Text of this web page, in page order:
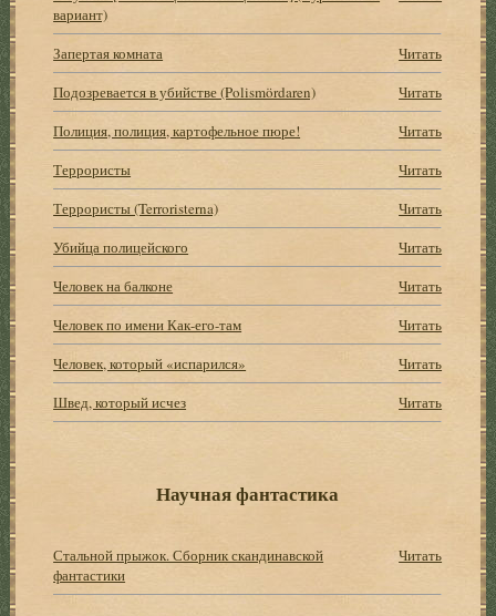
вариант)
Запертая комната
Читать
Подозревается в убийстве (Polismördaren)
Читать
Полиция, полиция, картофельное пюре!
Читать
Террористы
Читать
Террористы (Terroristerna)
Читать
Убийца полицейского
Читать
Человек на балконе
Читать
Человек по имени Как-его-там
Читать
Человек, который «испарился»
Читать
Швед, который исчез
Читать
Научная фантастика
Стальной прыжок. Сборник скандинавской
фантастики
Читать